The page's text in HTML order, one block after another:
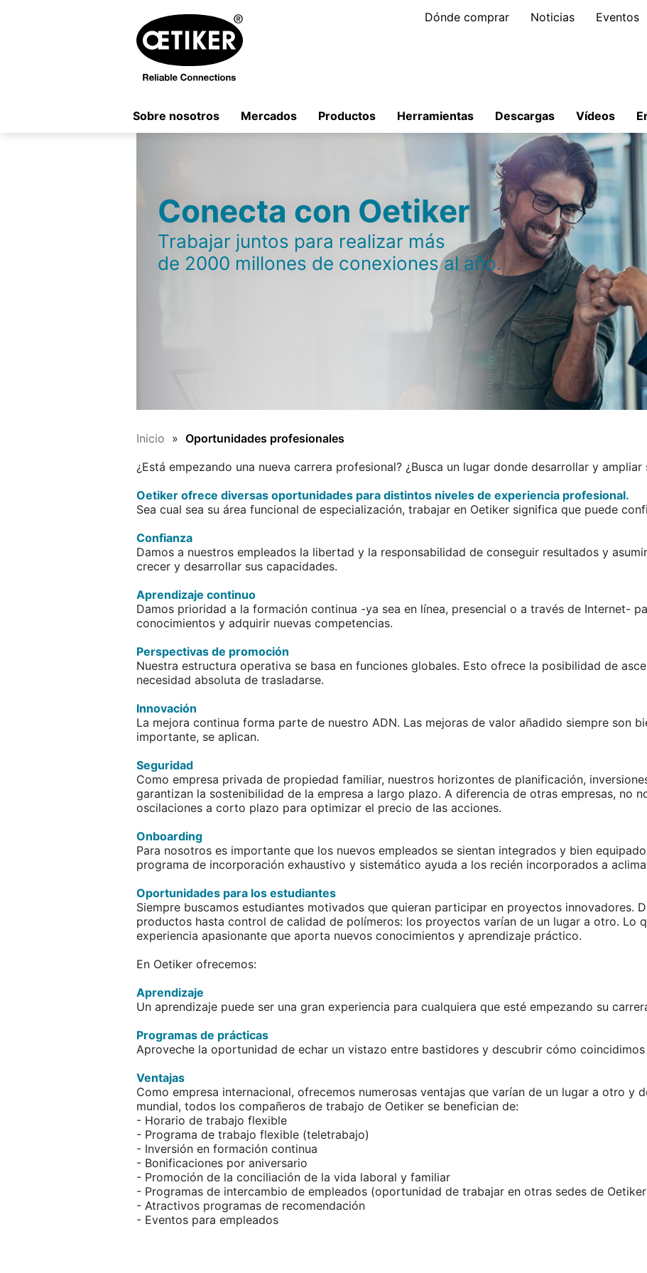
Dónde comprar Noticias Eventos
Sobre nosotros Mercados Productos Herramientas Descargas Vídeos
Conecta con Oetiker
Trabajar juntos para realizar más
de 2000 millones de conexiones al año.
Inicio
Oportunidades profesionales
¿Está empezando una nueva carrera profesional? ¿Busca un lugar donde desarrollar y ampliar
Oetiker ofrece diversas oportunidades para distintos niveles de experiencia profesional.
Sea cual sea su área funcional de especialización, trabajar en Oetiker significa que puede
Confianza
Damos a nuestros empleados la libertad y la responsabilidad de conseguir resultados y
crecer y desarrollar sus capacidades.
Aprendizaje continuo
Damos prioridad a la formación continua -ya sea en línea, presencial o a través de Internet-
conocimientos y adquirir nuevas competencias.
Perspectivas de promoción
Nuestra estructura operativa se basa en funciones globales. Esto ofrece la posibilidad de
necesidad absoluta de trasladarse.
Innovación
La mejora continua forma parte de nuestro ADN. Las mejoras de valor añadido siempre son
importante, se aplican.
Seguridad
Como empresa privada de propiedad familiar, nuestros horizontes de planificación,
garantizan la sostenibilidad de la empresa a largo plazo. A diferencia de otras empresas, no
oscilaciones a corto plazo para optimizar el precio de las acciones.
Onboarding
Para nosotros es importante que los nuevos empleados se sientan integrados y bien
programa de incorporación exhaustivo y sistemático ayuda a los recién incorporados a
Oportunidades para los estudiantes
Siempre buscamos estudiantes motivados que quieran participar en proyectos innovadores.
productos hasta control de calidad de polímeros: los proyectos varían de un lugar a otro. Lo
experiencia apasionante que aporta nuevos conocimientos y aprendizaje práctico.
En Oetiker ofrecemos:
Aprendizaje
Un aprendizaje puede ser una gran experiencia para cualquiera que esté empezando su
Programas de prácticas
Aproveche la oportunidad de echar un vistazo entre bastidores y descubrir cómo
Ventajas
Como empresa internacional, ofrecemos numerosas ventajas que varían de un lugar a otro y
mundial, todos los compañeros de trabajo de Oetiker se benefician de:
- Horario de trabajo flexible
- Programa de trabajo flexible (teletrabajo)
- Inversión en formación continua
- Bonificaciones por aniversario
- Promoción de la conciliación de la vida laboral y familiar
- Programas de intercambio de empleados (oportunidad de trabajar en otras sedes de
- Atractivos programas de recomendación
- Eventos para empleados